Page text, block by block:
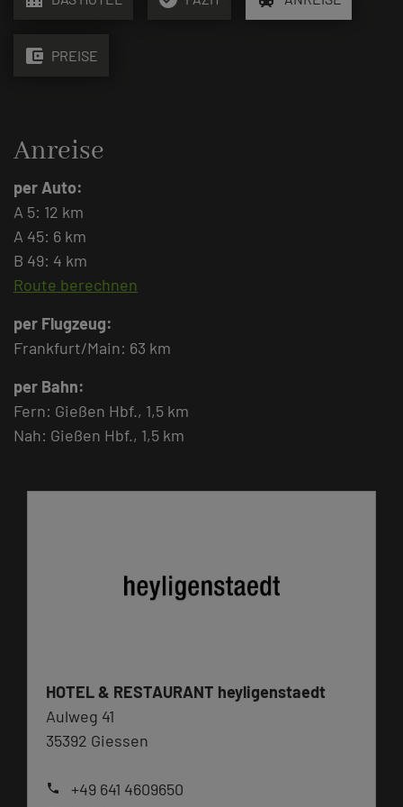
account_balance_wallet PREISE
Anreise
per Auto:
A 5: 12 km
A 45: 6 km
B 49: 4 km
Route berechnen
per Flugzeug:
Frankfurt/Main: 63 km
per Bahn:
Fern: Gießen Hbf., 1,5 km
Nah: Gießen Hbf., 1,5 km
HOTEL & RESTAURANT heyligenstaedt
Aulweg 41
35392 Giessen
phone +49 641 4609650